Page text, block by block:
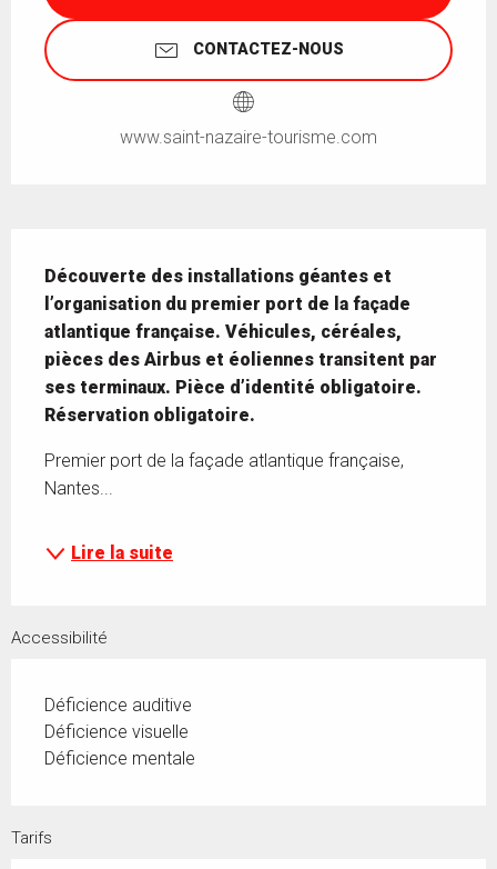
CONTACTEZ-NOUS
www.saint-nazaire-tourisme.com
Découverte des installations géantes et
l’organisation du premier port de la façade
atlantique française. Véhicules, céréales,
pièces des Airbus et éoliennes transitent par
ses terminaux. Pièce d’identité obligatoire.
Réservation obligatoire.
Premier port de la façade atlantique française,
Nantes...
Lire la suite
Accessibilité
Déficience auditive
Déficience visuelle
Déficience mentale
Tarifs